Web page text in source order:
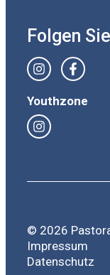
Folgen
Youthzone
© 2026
Impressum
Datenschutz